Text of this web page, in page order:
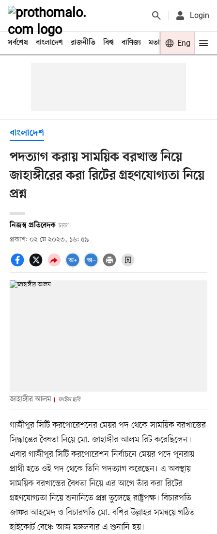
Login
সর্বশেষ বাংলাদেশ রাজনীতি বিশ্ব বাণিজ্য মতামত খেলা
Eng
বাংলাদেশ
পদত্যাগ করায় সাময়িক বরখাস্ত নিয়ে
জাহাঙ্গীরের করা রিটের গ্রহণযোগ্যতা নিয়ে
প্রশ্ন
নিজস্ব প্রতিবেদক ঢাকা
প্রকাশ: ০২ মে ২০২৩, ১৬: ৫৯
জাহাঙ্গীর আলম ফাইল ছবি
গাজীপুর সিটি করপোরেশনের মেয়র পদ থেকে সাময়িক বরখাস্তের
সিদ্ধান্তের বৈধতা নিয়ে মো. জাহাঙ্গীর আলম রিট করেছিলেন।
এবার গাজীপুর সিটি করপোরেশন নির্বাচনে মেয়র পদে পুনরায়
প্রার্থী হতে ওই পদ থেকে তিনি পদত্যাগ করেছেন। এ অবস্থায়
সাময়িক বরখাস্তের বৈধতা নিয়ে এর আগে তাঁর করা রিটের
গ্রহণযোগ্যতা নিয়ে শুনানিতে প্রশ্ন তুলেছে রাষ্ট্রপক্ষ। বিচারপতি
জাফর আহমেদ ও বিচারপতি মো. বশির উল্লাহর সমন্বয়ে গঠিত
হাইকোর্ট বেঞ্চে আজ মঙ্গলবার এ শুনানি হয়।